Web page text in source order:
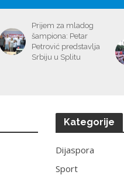
Prijem za mladog
šampiona: Petar
Petrović predstavlja
Srbiju u Splitu
Kategorije
Dijaspora
Sport